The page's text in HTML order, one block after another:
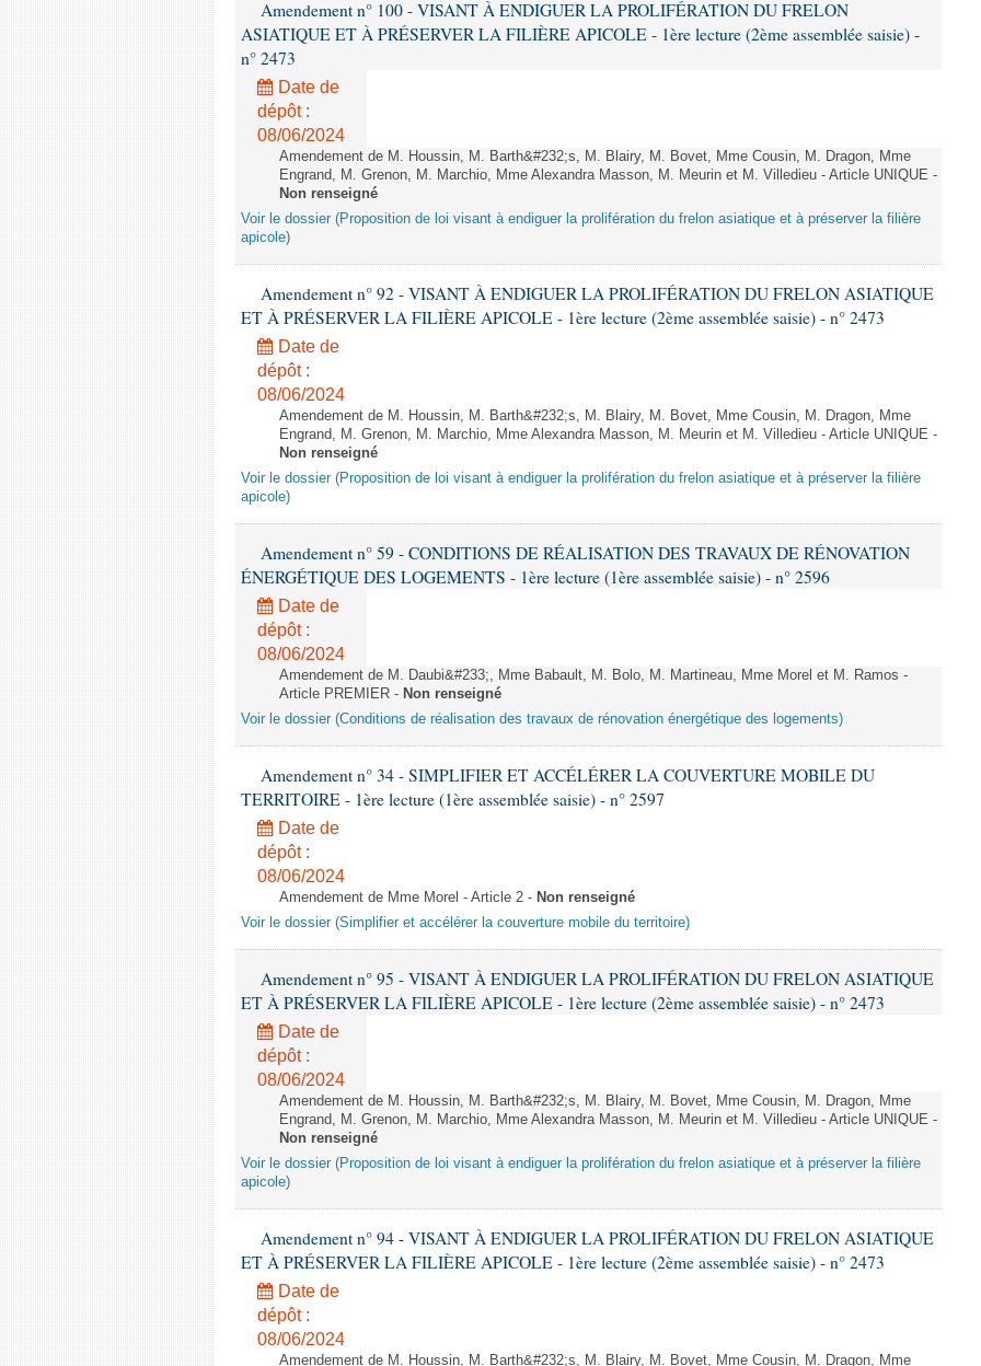
Amendement n° 100 - VISANT À ENDIGUER LA PROLIFÉRATION DU FRELON
ASIATIQUE ET À PRÉSERVER LA FILIÈRE APICOLE - 1ère lecture (2ème assemblée saisie) -
n° 2473
Date de
dépôt :
08/06/2024
Amendement de M. Houssin, M. Barth&#232;s, M. Blairy, M. Bovet, Mme Cousin, M. Dragon, Mme
Engrand, M. Grenon, M. Marchio, Mme Alexandra Masson, M. Meurin et M. Villedieu - Article UNIQUE -
Non renseigné
Voir le dossier (Proposition de loi visant à endiguer la prolifération du frelon asiatique et à préserver la filière
apicole)
Amendement n° 92 - VISANT À ENDIGUER LA PROLIFÉRATION DU FRELON ASIATIQUE
ET À PRÉSERVER LA FILIÈRE APICOLE - 1ère lecture (2ème assemblée saisie) - n° 2473
Date de
dépôt :
08/06/2024
Amendement de M. Houssin, M. Barth&#232;s, M. Blairy, M. Bovet, Mme Cousin, M. Dragon, Mme
Engrand, M. Grenon, M. Marchio, Mme Alexandra Masson, M. Meurin et M. Villedieu - Article UNIQUE -
Non renseigné
Voir le dossier (Proposition de loi visant à endiguer la prolifération du frelon asiatique et à préserver la filière
apicole)
Amendement n° 59 - CONDITIONS DE RÉALISATION DES TRAVAUX DE RÉNOVATION
ÉNERGÉTIQUE DES LOGEMENTS - 1ère lecture (1ère assemblée saisie) - n° 2596
Date de
dépôt :
08/06/2024
Amendement de M. Daubi&#233;, Mme Babault, M. Bolo, M. Martineau, Mme Morel et M. Ramos -
Article PREMIER - Non renseigné
Voir le dossier (Conditions de réalisation des travaux de rénovation énergétique des logements)
Amendement n° 34 - SIMPLIFIER ET ACCÉLÉRER LA COUVERTURE MOBILE DU
TERRITOIRE - 1ère lecture (1ère assemblée saisie) - n° 2597
Date de
dépôt :
08/06/2024
Amendement de Mme Morel - Article 2 - Non renseigné
Voir le dossier (Simplifier et accélérer la couverture mobile du territoire)
Amendement n° 95 - VISANT À ENDIGUER LA PROLIFÉRATION DU FRELON ASIATIQUE
ET À PRÉSERVER LA FILIÈRE APICOLE - 1ère lecture (2ème assemblée saisie) - n° 2473
Date de
dépôt :
08/06/2024
Amendement de M. Houssin, M. Barth&#232;s, M. Blairy, M. Bovet, Mme Cousin, M. Dragon, Mme
Engrand, M. Grenon, M. Marchio, Mme Alexandra Masson, M. Meurin et M. Villedieu - Article UNIQUE -
Non renseigné
Voir le dossier (Proposition de loi visant à endiguer la prolifération du frelon asiatique et à préserver la filière
apicole)
Amendement n° 94 - VISANT À ENDIGUER LA PROLIFÉRATION DU FRELON ASIATIQUE
ET À PRÉSERVER LA FILIÈRE APICOLE - 1ère lecture (2ème assemblée saisie) - n° 2473
Date de
dépôt :
08/06/2024
Amendement de M. Houssin, M. Barth&#232;s, M. Blairy, M. Bovet, Mme Cousin, M. Dragon, Mme